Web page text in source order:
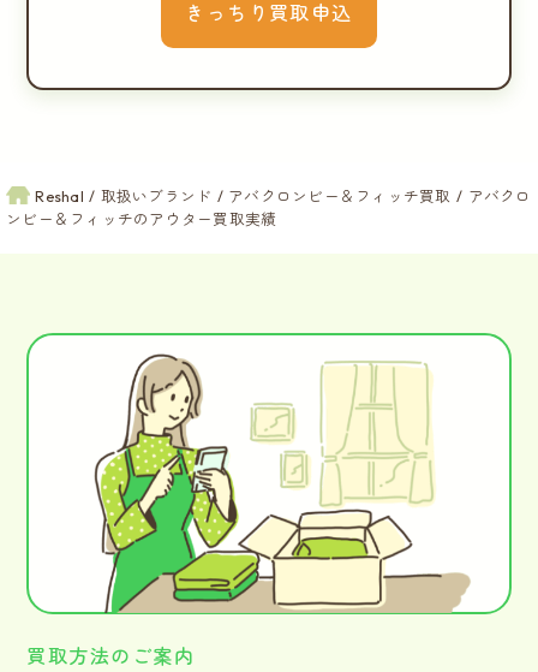
きっちり買取申込
Reshal 取扱いブランド アバクロンビー＆フィッチ買取
アバクロ
ンビー＆フィッチのアウター買取実績
買取方法のご案内